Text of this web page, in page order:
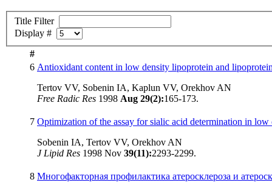
Title Filter
Display #
#
6 Antioxidant content in low density lipoprotein and
Tertov VV, Sobenin IA, Kaplun VV, Orekhov AN
Free Radic Res 1998 Aug 29(2):165-173.
7 Optimization of the assay for sialic acid determination in
Sobenin IA, Tertov VV, Orekhov AN
J Lipid Res 1998 Nov 39(11):2293-2299.
8 Многофакторная профилактика атеросклероза и